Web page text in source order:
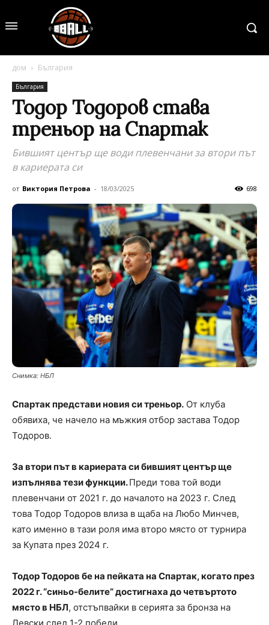
дом България
България
Тодор Тодоров става
треньор на Спартак
Бившият център ще води плевенчани за втори път
в кариерата си
от Виктория Петрова - 18/03/2025 698
Снимка: НБЛ
Спартак представи новия си треньор. От клуба
обявиха, че начело на мъжкия отбор застава Тодор
Тодоров.
За втори път в кариерата си бившият център ще
изпълнява тези функции.Преди това той води
плевенчани от 2021 г. до началото на 2023 г. След
това Тодор Тодоров влиза в щаба на Любо Минчев,
като именно в тази роля има второ място от турнира
за Купата през 2024 г.
Тодор Тодоров бе на пейката на Спартак, когато през
2022 г. “синьо-белите” достигнаха до четвъртото
място в НБЛ, отстъпвайки в серията за бронза на
Левски след 1-2 победи.